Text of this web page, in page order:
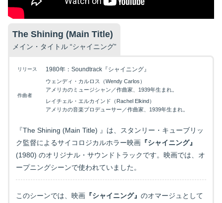
The Shining (Main Title)
メイン・タイトル “シャイニング”
リリース 1980年：Soundtrack『シャイニング』
作曲者
ウェンディ・カルロス（Wendy Carlos）
アメリカのミュージシャン／作曲家、1939年生まれ。
レイチェル・エルカインド（Rachel Elkind）
アメリカの音楽プロデューサー／作曲家、1939年生まれ。
『The Shining (Main Title) 』は、スタンリー・キューブリッ
ク監督によるサイコロジカルホラー映画『シャイニング』
(1980) のオリジナル・サウンドトラックです。映画では、オ
ープニングシーンで使われていました。
このシーンでは、映画『シャイニング』 のオマージュとして